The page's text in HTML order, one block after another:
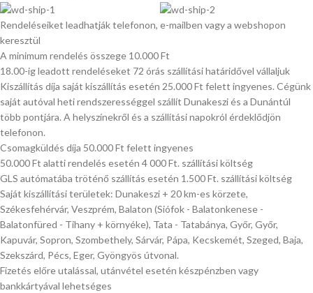
Rendeléseiket leadhatják telefonon, e-mailben vagy a webshopon
keresztül
A minimum rendelés összege 10.000 Ft
18.00-ig leadott rendeléseket 72 órás szállítási határidővel vállaljuk
Kiszállítás díja saját kiszállítás esetén 25.000 Ft felett ingyenes. Cégünk
saját autóval heti rendszerességgel szállít Dunakeszi és a Dunántúl
több pontjára. A helyszínekről és a szállítási napokról érdeklődjön
telefonon.
Csomagküldés díja 50.000 Ft felett ingyenes
50.000 Ft alatti rendelés esetén 4 000 Ft. szállítási költség
GLS autómatába tröténő szállítás esetén 1.500 Ft. szállítási költség
Saját kiszállítási területek: Dunakeszi + 20 km-es körzete,
Székesfehérvár, Veszprém, Balaton (Siófok - Balatonkenese -
Balatonfüred - Tihany + környéke), Tata - Tatabánya, Győr, Győr,
Kapuvár, Sopron, Szombethely, Sárvár, Pápa, Kecskemét, Szeged, Baja,
Szekszárd, Pécs, Eger, Gyöngyös útvonal.
Fizetés előre utalással, utánvétel esetén készpénzben vagy
bankkártyával lehetséges